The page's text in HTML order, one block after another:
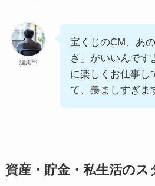
編集部
宝くじのCM、あ
さ」がいいんです
に楽しくお仕事し
て、羨ましすぎま
資産・貯金・私生活のス